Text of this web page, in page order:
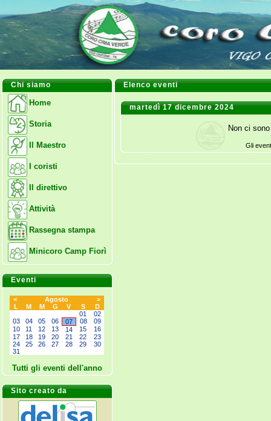
Chi siamo
Home
Storia
Il Maestro
I coristi
Il direttivo
Attività
Rassegna stampa
Minicoro Camp Fiorì
Eventi
< Agosto
>
L
M M G V S
D
01
02
03
04 05 06 07 08
09
10
11 12 13 14 15
16
17
18 19 20 21 22
23
24
25 26 27 28 29
30
31
Tutti gli eventi dell'anno
Sito creato da
Elenco eventi
martedì 17 dicembre 2024
Non ci
Gli